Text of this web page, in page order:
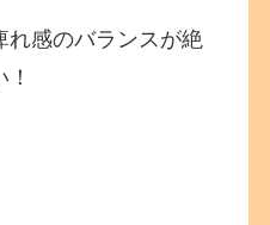
れ感のバランスが絶